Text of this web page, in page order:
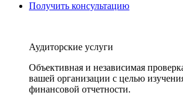
Получить консультацию
Аудиторские услуги
Объективная и независимая
вашей организации с целью
финансовой отчетности.